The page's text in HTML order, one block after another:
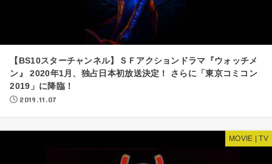
【BS10スターチャンネル】ＳＦアクションドラマ『ウォッチメ
ン』 2020年1月、独占日本初放送決定！ さらに「東京コミコン
2019」に降臨！
2019.11.07
MOVIE | TV